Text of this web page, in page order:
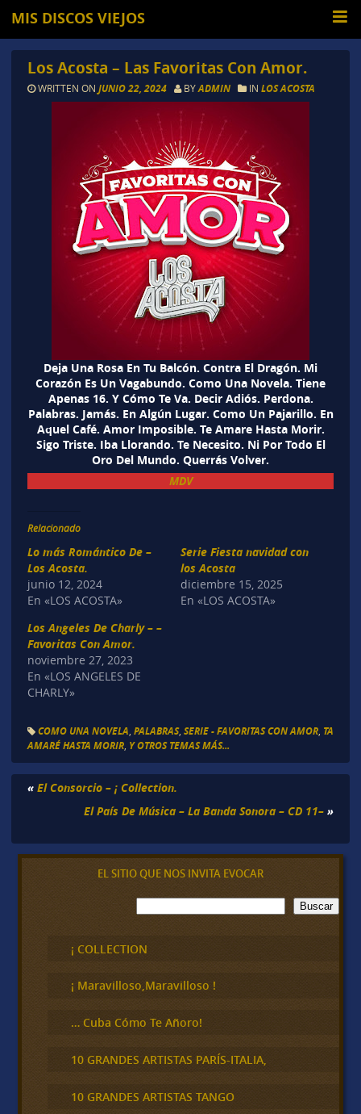
MIS DISCOS VIEJOS
Los Acosta – Las Favoritas Con Amor.
WRITTEN ON JUNIO 22, 2024 BYADMIN IN LOS ACOSTA
Deja Una Rosa En Tu Balcón. Contra El Dragón. Mi
Corazón Es Un Vagabundo. Como Una Novela. Tiene
Apenas 16. Y Cómo Te Va. Decir Adiós. Perdona.
Palabras. Jamás. En Algún Lugar. Como Un Pajarillo. En
Aquel Café. Amor Imposible. Te Amare Hasta Morir.
Sigo Triste. Iba Llorando. Te Necesito. Ni Por Todo El
Oro Del Mundo. Querrás Volver.
MDV
Relacionado
Lo más Romántico De –
Los Acosta.
junio 12, 2024
En «LOS ACOSTA»
Serie Fiesta navidad con
los Acosta
diciembre 15, 2025
En «LOS ACOSTA»
Los Angeles De Charly – –
Favoritas Con Amor.
noviembre 27, 2023
En «LOS ANGELES DE
CHARLY»
COMO UNA NOVELA PALABRAS, SERIE - FAVORITAS CON AMOR, TA
AMARÉ HASTA MORIR, Y OTROS TEMAS MÁS...
« El Consorcio – ¡ Collection.
El País De Música – La Banda Sonora – CD 11– »
EL SITIO QUE NOS INVITA EVOCAR
B
u
c
a
Buscar
¡ COLLECTION
¡ Maravilloso,Maravilloso !
… Cuba Cómo Te Añoro!
10 GRANDES ARTISTAS PARÍS-ITALIA,
10 GRANDES ARTISTAS TANGO